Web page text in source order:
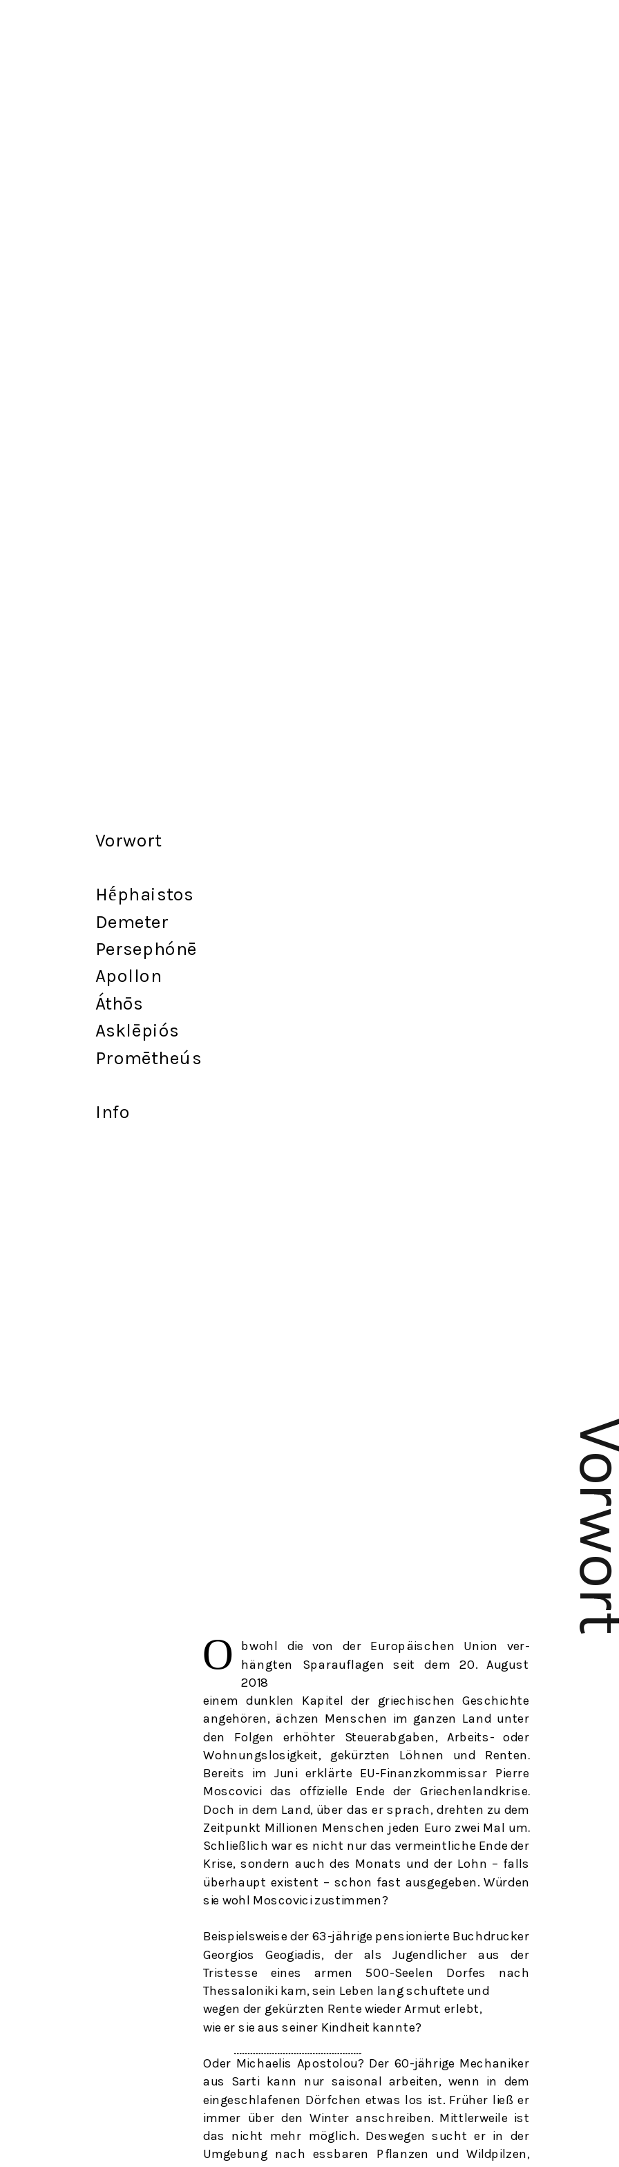
Vorwort
Hḗphaistos
Demeter
Persephónē
Apollon
Áthōs
Asklēpiós
Promētheús
Info
Ο bwohl die von der Europäischen Union ver-
hängten Sparauflagenseit dem 20. August
2018
einem dunklen Kapitel der griechischen Geschichte
angehören, ächzen Menschen im ganzen Land unter
den Folgen erhöhter Steuerabgaben, Arbeits- oder
Wohnungslosigkeit, gekürzten Löhnen und Renten.
Bereits im Juni erklärte EU-Finanzkommissar Pierre
Moscovici das offizielle Ende der Griechenlandkrise.
Doch in dem Land, über das er sprach, drehten zu dem
Zeitpunkt Millionen Menschen jeden Euro zwei Mal um.
Schließlich war es nicht nur das vermeintliche Ende der
Krise, sondern auch des Monats und der Lohn – falls
überhaupt existent – schon fast ausgegeben. Würden
sie wohl Moscovici zustimmen?
Beispielsweise der 63-jährige pensionierte Buchdrucker
Georgios Geogiadis, der als Jugendlicher aus der
Tristesse eines armen500-Seelen Dorfes nach
Thessaloniki kam, sein Leben lang schuftete und
wegen der gekürzten Rente wieder Armut erlebt,
wie er sie aus seiner Kindheit kannte?
Oder Michaelis Apostolou? Der 60-jährige Mechaniker
aus Sarti kann nur saisonal arbeiten, wenn in dem
eingeschlafenen Dörfchen etwas los ist. Früher ließ er
immer über den Winter anschreiben. Mittlerweile ist
das nicht mehr möglich. Deswegen sucht er in der
Umgebung nach essbaren Pflanzen und Wildpilzen,
w